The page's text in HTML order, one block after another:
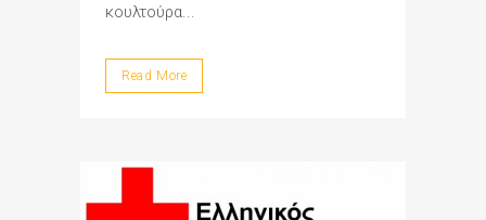
κουλτούρα...
Read More